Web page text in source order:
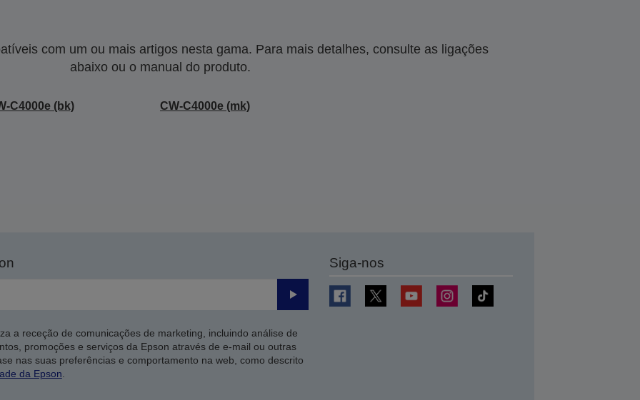
com um ou mais artigos nesta gama. Para mais detalhes, consulte as ligações
abaixo ou o manual do produto.
C4000e (bk) CW-C4000e (mk)
Enviar
a receção de comunicações de marketing, incluindo análise de
promoções e serviços da Epson através de e-mail ou outras
nas suas preferências e comportamento na web, como descrito
da Epson
Siga-nos